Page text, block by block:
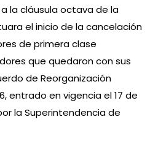
lacláusula octava de la
el inicio de la cancelación
de primera clase
que quedaron con sus
de Reorganización
entrado en vigencia el 17 de
la Superintendencia de